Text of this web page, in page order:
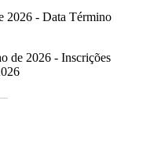
2026 - Data Término
de 2026 - Inscrições